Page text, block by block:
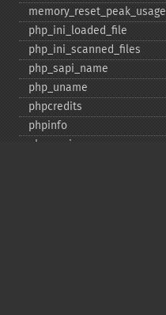
memory_​reset_​peak_​usage
php_​ini_​loaded_​file
php_​ini_​scanned_​files
php_​sapi_​name
php_​uname
phpcredits
phpinfo
phpversion